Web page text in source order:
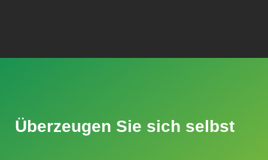
Überzeugen Sie sich selbst